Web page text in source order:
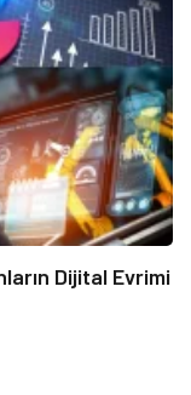
Dijital Evrimi